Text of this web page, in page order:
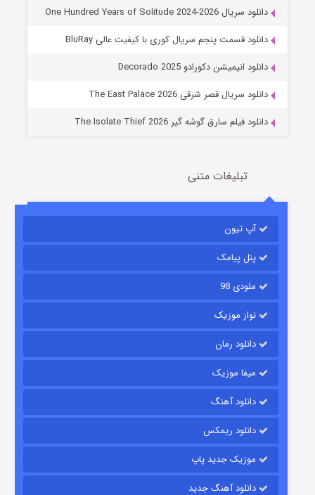
عملیات آپارتمان
قسمت۲ (زیرنویس) منتشر شد
قسمت
دانلود سریال One Hundred Years of Solitude 2024-2026
دانلود قسمت پنجم سریال کوری با کیفیت عالی BluRay
دانلود انیمیشن دکورادو Decorado 2025
دانلود سریال قصر شرقی The East Palace 2026
دانلود فیلم سارق گوشه گیر The Isolate Thief 2026
تبلیغات متنی
آپ تیون
پنل پیامک
ملودی 98
نواز موزیک
دانلود رمان
میفا موزیک
دانلود آهنگ
دانلود ریمکس
موزیک جدید پاپ
دانلود آهنگ جدید